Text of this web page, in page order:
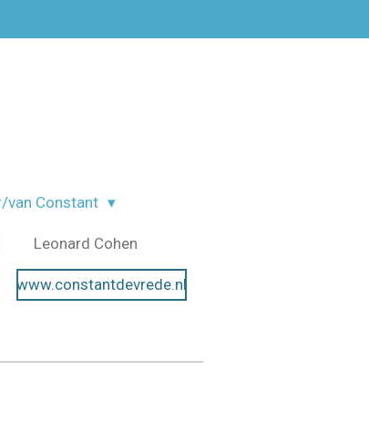
van Constant
Leonard Cohen
www.constantdevrede.nl